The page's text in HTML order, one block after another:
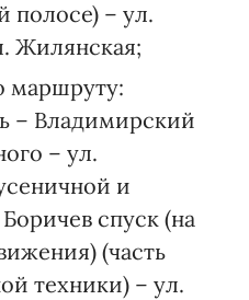
полосе) – ул.
Жилянская;
маршруту:
– Владимирский
– ул.
и
спуск (на
(часть
техники) – ул.